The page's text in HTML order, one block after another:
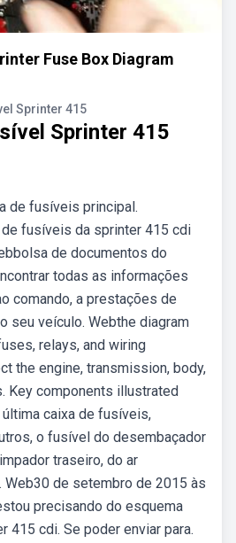
Fuse Box Diagram
Sprinter 415
Sprinter 415
de fusíveis principal.
fusíveis da sprinter 415 cdi
de documentos do
todas as informações
comando, a prestações de
seu veículo. Webthe diagram
relays, and wiring
the engine, transmission, body,
Key components illustrated
caixa de fusíveis,
o fusível do desembaçador
traseiro, do ar
Web30 de setembro de 2015 às
precisando do esquema
415 cdi. Se poder enviar para.